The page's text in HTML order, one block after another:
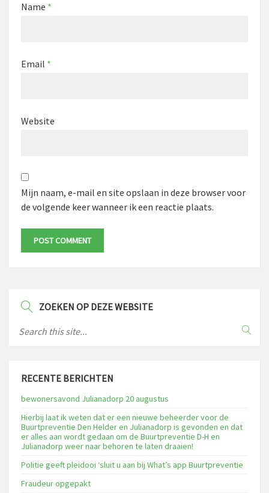
Name *
Email *
Website
Mijn naam, e-mail en site opslaan in deze browser voor
de volgende keer wanneer ik een reactie plaats.
ZOEKEN OP DEZE WEBSITE
RECENTE BERICHTEN
bewonersavond Julianadorp 20 augustus
Hierbij laat ik weten dat er een nieuwe beheerder voor de
Buurtpreventie Den Helder en Julianadorp is gevonden en dat
er alles aan wordt gedaan om de Buurtpreventie D-H en
Julianadorp weer naar behoren te laten draaien!
Politie geeft pleidooi ‘sluit u aan bij What’s app Buurtpreventie
Fraudeur opgepakt